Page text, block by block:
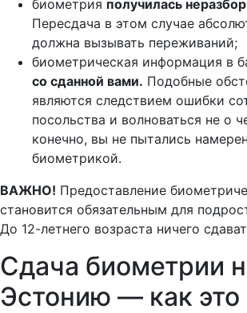
биометрия получилась
Пересдача в этом случае
должна вызывать переживаний;
биометрическая информация в
со сданной вами. Подобные
являются следствием ошибки
посольства и волноваться не о
конечно, вы не пытались
биометрикой.
ВАЖНО! Предоставление
становится обязательным для
До 12-летнего возраста ничего
Сдача биометрии
Эстонию — как это